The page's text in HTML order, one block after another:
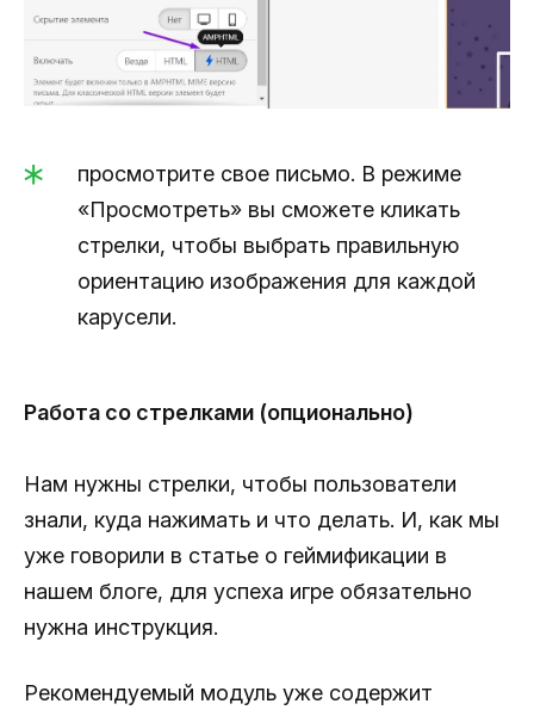
просмотрите свое письмо. В режиме
«Просмотреть» вы сможете кликать
стрелки, чтобы выбрать правильную
ориентацию изображения для каждой
карусели.
Работа со стрелками (опционально)
Нам нужны стрелки, чтобы пользователи
знали, куда нажимать и что делать. И, как мы
уже говорили в статье о геймификации в
нашем блоге, для успеха игре обязательно
нужна инструкция.
Рекомендуемый модуль уже содержит